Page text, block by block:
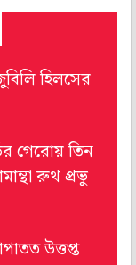
হিলসের
গেরোয় তিন
রুথ প্রভু
উত্তপ্ত